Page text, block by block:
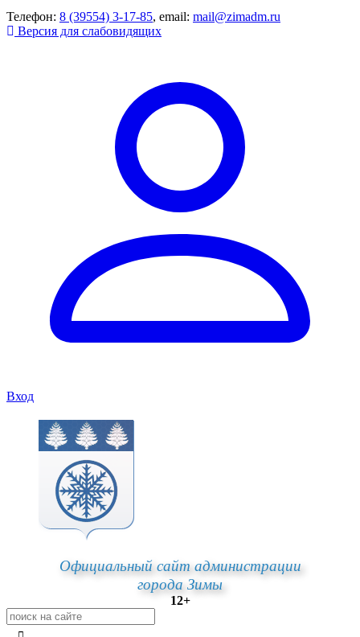
Телефон: 8 (39554) 3-17-85, email: mail@zimadm.ru
Версия для слабовидящих
Вход
Официальный сайт администрации
города Зимы
12+